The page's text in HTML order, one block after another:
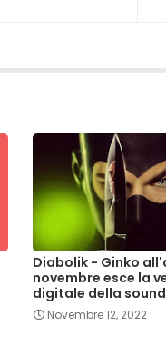
Diabolik - Ginko
novembre esce la
digitale della
Novembre 12, 2022